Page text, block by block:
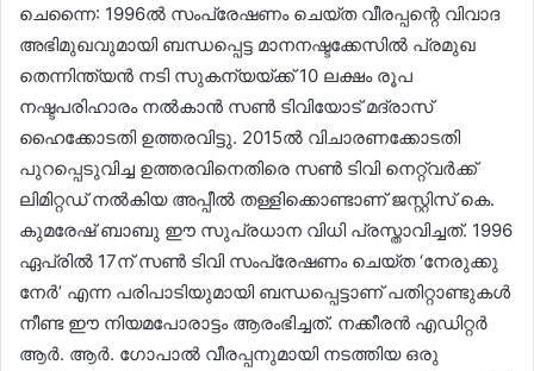
ചെന്നൈ: 1996ൽ സംപ്രേഷണം ചെയ്ത വീരപ്പന്റെ വിവാദ
അഭിമുഖവുമായി ബന്ധപ്പെട്ട മാനനഷ്ടക്കേസിൽ പ്രമുഖ
തെന്നിന്ത്യൻ നടി സുകന്യയ്ക്ക് 10 ലക്ഷം രൂപ
നഷ്ടപരിഹാരം നൽകാൻ സൺ ടിവിയോട് മദ്രാസ്
ഹൈക്കോടതി ഉത്തരവിട്ടു. 2015ൽ വിചാരണക്കോടതി
പുറപ്പെടുവിച്ച ഉത്തരവിനെതിരെ സൺ ടിവി നെറ്റ്‌വർക്ക്
ലിമിറ്റഡ് നൽകിയ അപ്പീൽ തള്ളിക്കൊണ്ടാണ് ജസ്റ്റിസ് കെ.
കുമരേഷ് ബാബു ഈ സുപ്രധാന വിധി പ്രസ്താവിച്ചത്. 1996
ഏപ്രിൽ 17ന് സൺ ടിവി സംപ്രേഷണം ചെയ്ത ‘നേരുക്കു
നേർ’ എന്ന പരിപാടിയുമായി ബന്ധപ്പെട്ടാണ് പതിറ്റാണ്ടുകൾ
നീണ്ട ഈ നിയമപോരാട്ടം ആരംഭിച്ചത്. നക്കീരൻ എഡിറ്റർ
ആർ. ആർ. ഗോപാൽ വീരപ്പനുമായി നടത്തിയ ഒരു